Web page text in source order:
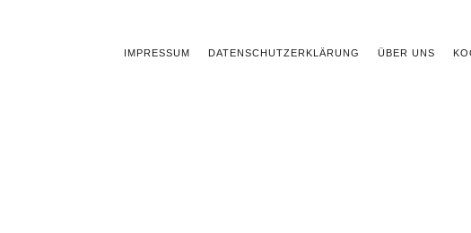
IMPRESSUM DATENSCHUTZERKLÄRUNG ÜBER UNS